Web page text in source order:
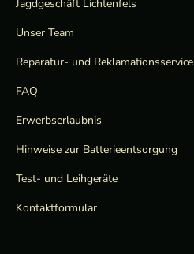
Jagdgeschäft Lichtenfels
Unser Team
Reparatur- und Reklamationsservice
FAQ
Erwerbserlaubnis
Hinweise zur Batterieentsorgung
Test- und Leihgeräte
Kontaktformular